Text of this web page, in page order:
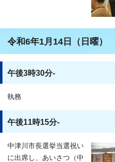
令和6年1月14日（日曜）
午後3時30分-
執務
午後11時15分-
中津川市長選挙当選祝い
に出席し、あいさつ（中